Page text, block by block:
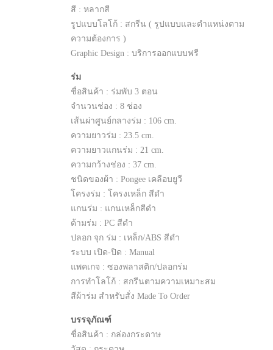
สี : หลากสี
รูปแบบโลโก้ : สกรีน ( รูปแบบและตำแหน่งตาม
ความต้องการ )
Graphic Design : บริการออกแบบฟรี
ร่ม
ชื่อสินค้า : ร่มพับ 3 ตอน
จำนวนช่อง : 8 ช่อง
เส้นผ่าศูนย์กลางร่ม : 106 cm.
ความยาวร่ม : 23.5 cm.
ความยาวแกนร่ม : 21 cm.
ความกว้างช่อง : 37 cm.
ชนิดของผ้า : Pongee เคลือบยูวี
โครงร่ม : โครงเหล็ก สีดำ
แกนร่ม : แกนเหล็กสีดำ
ด้ามร่ม : PC สีดำ
ปลอก จุก ร่ม : เหล็ก/ABS สีดำ
ระบบ เปิด-ปิด : Manual
แพคเกจ : ซองพลาสติก/ปลอกร่ม
การทำโลโก้ : สกรีนตามความเหมาะสม
สีผ้าร่ม สำหรับสั่ง Made To Order
บรรจุภัณฑ์
ชื่อสินค้า : กล่องกระดาษ